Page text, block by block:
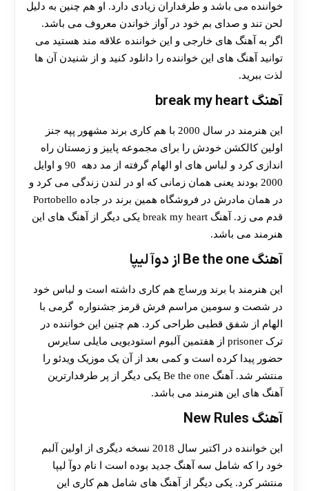
30 تا 50 درصد شارژ هدیه بیشتر فقط با ثبت نام در
خواننده می باشد و طرفداران زیادی دارد. او هم چنین به دلیل
لحن تند و صدای بم خود در آواز خواندن معروف می باشد.
اگر به آهنگ های خارجی و این خواننده علاقه مند هستید می
توانید آهنگ های این خواننده را دانلود کنید و از شنیدن آن ها
لذت ببرید.
آهنگ break my heart
این هنرمند در سال 2000 با هم کاری برند مشهور پپه جنز
اولین کالکشن خودش را برای مجموعه پاییز و زمستان راه
اندازی کرد و لباس های او الهام گرفته از مد دهه 90 و اوایل
2000 بودند یعنی همان زمانی که او در لندن زندگی می کرد و
در همان مادرش در فروشگاه همین برند در جاده Portobello
قدم می زد. آهنگ break my heart یکی دیگر از آهنگ های این
هنرمند می باشد.
آهنگ Be the one از دوآ لیپا
این هنرمند با برند ورساچ هم کاری داشته است و لباس خود
در شصت و سومین مراسم فرش قرمز جشنواره گرمی با
الهام از شفق قطبی طراحی کرد. هم چنین این خواننده در
ترک prisoner از هفتمین آلبوم استودیویی مایلی سایرس
حضور پیدا کرده است و کمی بعد از آن یک موزیک ویدئو را
منتشر شد. آهنگ Be the one یکی دیگر از پر طرفدارترین
آهنگ های این هنرمند می باشد.
آهنگ New Rules
این خواننده در اکتبر سال 2018 نسخه دیگری از اولین آلبم
خود را که شامل سه آهنگ جدید بوده است ا نام دوآ لیپا
منتشر کرد. یکی دیگر از آهنگ های شامل هم کاری این